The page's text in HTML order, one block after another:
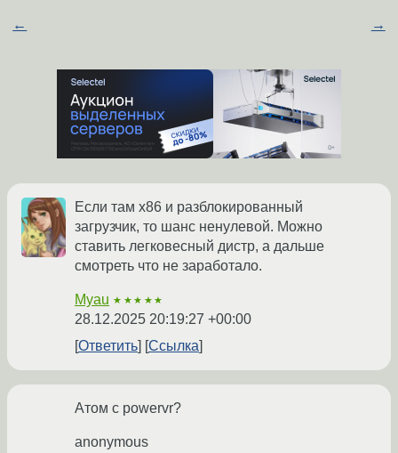
← →
Если там x86 и разблокированный
загрузчик, то шанс ненулевой. Можно
ставить легковесный дистр, а дальше
смотреть что не заработало.
Myau ★★★★★
28.12.2025 20:19:27 +00:00
Ответить
Ссылка
Атом с powervr?
anonymous